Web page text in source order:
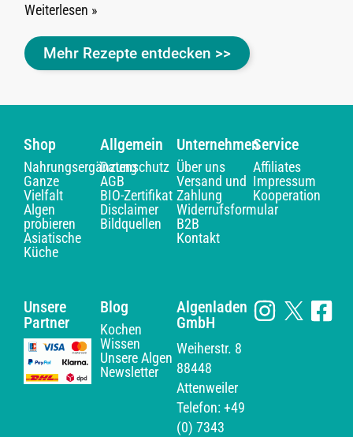
Weiterlesen »
Mehr Rezepte entdecken >>
Shop
Nahrungsergänzung
Ganze
Vielfalt
Algen
probieren
Asiatische
Küche
Allgemein
Datenschutz
AGB
BIO-Zertifikat
Disclaimer
Bildquellen
Unternehmen
Über uns
Versand und
Zahlung
Widerrufsformular
B2B
Kontakt
Service
Affiliates
Impressum
Kooperation
Unsere
Partner
Blog
Kochen
Wissen
Unsere Algen
Newsletter
Algenladen
GmbH
Weiherstr. 8
88448
Attenweiler
Telefon: +49
(0) 7343